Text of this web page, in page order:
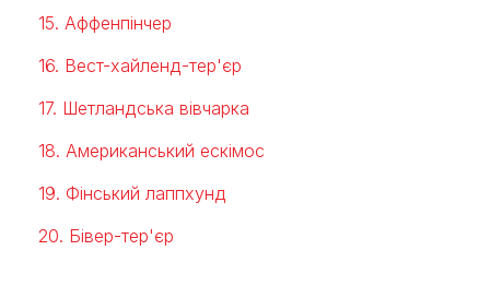
15. Аффенпінчер
16. Вест-хайленд-тер'єр
17. Шетландська вівчарка
18. Американський ескімос
19. Фінський лаппхунд
20. Бівер-тер'єр